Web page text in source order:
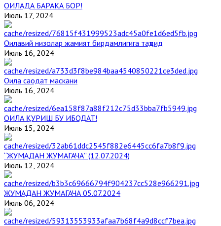
ОИЛАДА БАРАКА БОР!
Июль 17, 2024
Оилавий низолар жамият бирдамлигига таҳдид
Июль 16, 2024
Оила саодат маскани
Июль 16, 2024
ОИЛА ҚУРИШ БУ ИБОДАТ!
Июль 15, 2024
“ЖУМАДАН ЖУМАГАЧА” (12.07.2024)
Июль 12, 2024
ЖУМАДАН ЖУМАГАЧА 05.07.2024
Июль 06, 2024